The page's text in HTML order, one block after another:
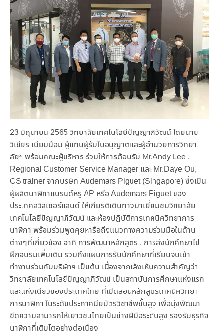
23 มิถุนายน 2565 วิทยาลัยเทคโนโลยีปัญญาภิวัฒน์ โดยนาย
วิเชียร เนียมน้อม ผู้แทนผู้รับใบอนุญาตและผู้อำนวยการวิทยา
ลัยฯ พร้อมคณะผู้บริหาร ร่วมให้การต้อนรับ Mr.Andy Lee ,
Regional Customer Service Manager และ Mr.Daye Ou,
CS trainer จากบริษัท Audemars Piguet (Singapore) ซึ่งเป็น
ผู้ผลิตนาฬิกาแบรนด์หรู AP หรือ Audemars Piguet ของ
ประเทศสวิสเซอร์แลนด์ ให้เกียรติเดินทางมาเยี่ยมชมวิทยาลัย
เทคโนโลยีปัญญาภิวัฒน์ และห้องปฏิบัติการเทคนิควิทยาการ
นาฬิกา พร้อมร่วมพูดคุยหารือถึงแนวทางความร่วมมือในด้าน
ต่างๆที่เกี่ยวข้อง อาทิ การพัฒนาหลักสูตร , การส่งนักศึกษาไป
ฝึกอบรมเพิ่มเติม รวมถึงแผนการรับนักศึกษาที่เรียนจบเข้า
ทำงานร่วมกับบริษัทฯ เป็นต้น เนื่องจากเล็งเห็นความสำคัญว่า
วิทยาลัยเทคโนโลยีปัญญาภิวัฒน์ เป็นสถาบันการศึกษาแห่งแรก
และแห่งเดียวของประเทศไทย ที่เปิดสอนหลักสูตรเทคนิควิทยา
การนาฬิกา ในระดับประกาศนียบัตรวิชาชีพชั้นสูง เพื่อมุ่งพัฒนา
ขีดความสามารถให้เยาวชนไทยเป็นช่างฝีมือระดับสูง รองรับธุรกิจ
นาฬิกาที่เติบโตอย่างต่อเนื่อง